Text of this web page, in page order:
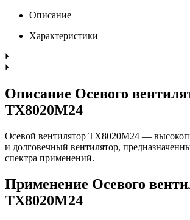
Описание
Характеристики
Описание Осевого
TX8020M24
Осевой вентилятор TX8020M24 —
и долговечный вентилятор,
спектра применений.
Применение Осевого
TX8020M24